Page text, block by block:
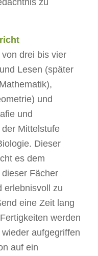
zu
drei bis vier
Lesen (später
und
und
Mittelstufe
Dieser
es dem
Fächer
erlebnisvoll zu
eine Zeit lang
werden
aufgegriffen
auf ein